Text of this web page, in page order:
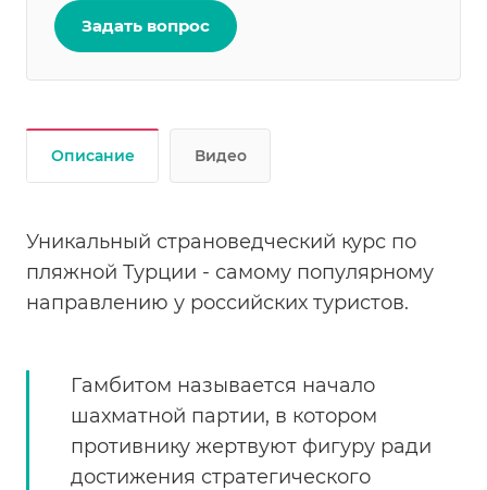
Задать вопрос
Описание Видео
Уникальный страноведческий курс по
пляжной Турции - самому популярному
направлению у российских туристов.
Гамбитом называется начало
шахматной партии, в котором
противнику жертвуют фигуру ради
достижения стратегического